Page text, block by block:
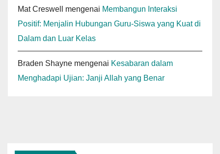
Mat Creswell mengenai Membangun Interaksi
Positif: Menjalin Hubungan Guru-Siswa yang Kuat di
Dalam dan Luar Kelas
Braden Shayne mengenai Kesabaran dalam
Menghadapi Ujian: Janji Allah yang Benar